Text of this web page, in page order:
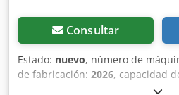
Consultar
Estado: nuevo, número de
de fabricación: 2026, capacidad
,